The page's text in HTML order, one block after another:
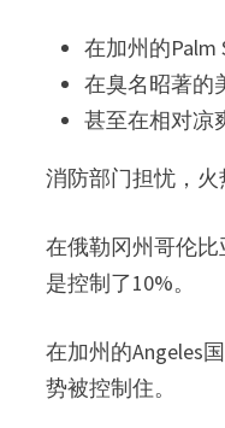
在加州的Palm
在臭名昭著的
甚至在相对凉
消防部门担忧，火
在俄勒冈州哥伦
是控制了10%。
在加州的Angeles
势被控制住。